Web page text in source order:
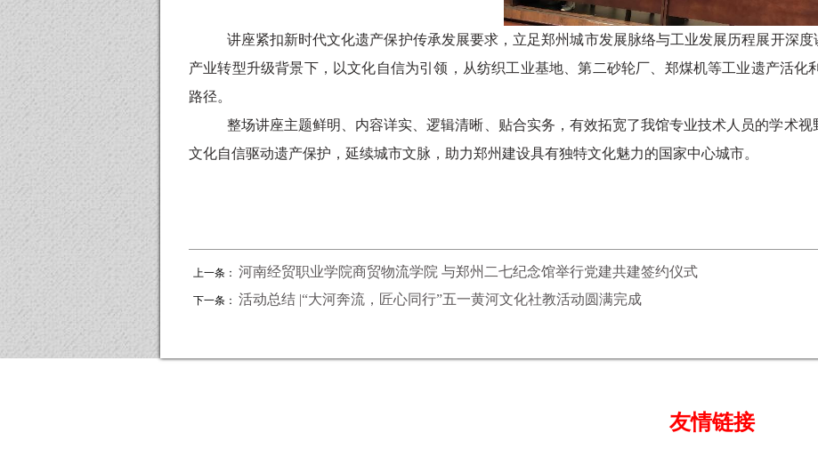
讲座紧扣新时代文化遗产保护传承发展要求，立足郑州城市发展脉络与工业发展历程展开深度
产业转型升级背景下，以文化自信为引领，从纺织工业基地、第二砂轮厂、郑煤机等工业遗产活
路径。
整场讲座主题鲜明、内容详实、逻辑清晰、贴合实务，有效拓宽了我馆专业技术人员的学术
文化自信驱动遗产保护，延续城市文脉，助力郑州建设具有独特文化魅力的国家中心城市。
上一条： 河南经贸职业学院商贸物流学院 与郑州二七纪念馆举行党建共建签约仪式
下一条： 活动总结 |“大河奔流，匠心同行”五一黄河文化社教活动圆满完成
友情链接